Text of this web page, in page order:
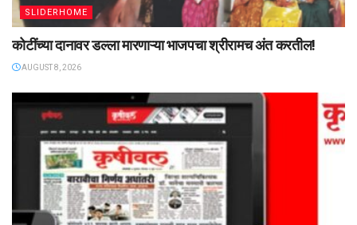
SLIDERHOME
कोटींच्या दानावर डल्ला मारणाऱ्या भाजपचा श्रीरामच अंत करतील!
AUGUST 8, 2026